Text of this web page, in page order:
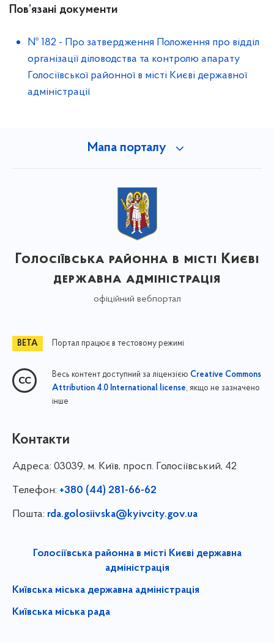
Пов’язані документи
№ 182 - Про затвердження Положення про відділ
організації діловодства та контролю апарату
Голосіївської районної в місті Києві державної
адміністрації
Мапа порталу
Голосіївська районна в місті Києві
державна адміністрація
офіційний вебпортал
Портал працює в тестовому режимі
Весь контент доступний за ліцензією Creative Commons
Attribution 4.0 International license, якщо не зазначено
інше
Контакти
Адреса: 03039, м. Київ, просп. Голосіївський, 42
Телефон: +380 (44) 281-66-62
Пошта: rda.golosiivska@kyivcity.gov.ua
Голосіївська районна в місті Києві державна
адміністрація
Київська міська державна адміністрація
Київська міська рада